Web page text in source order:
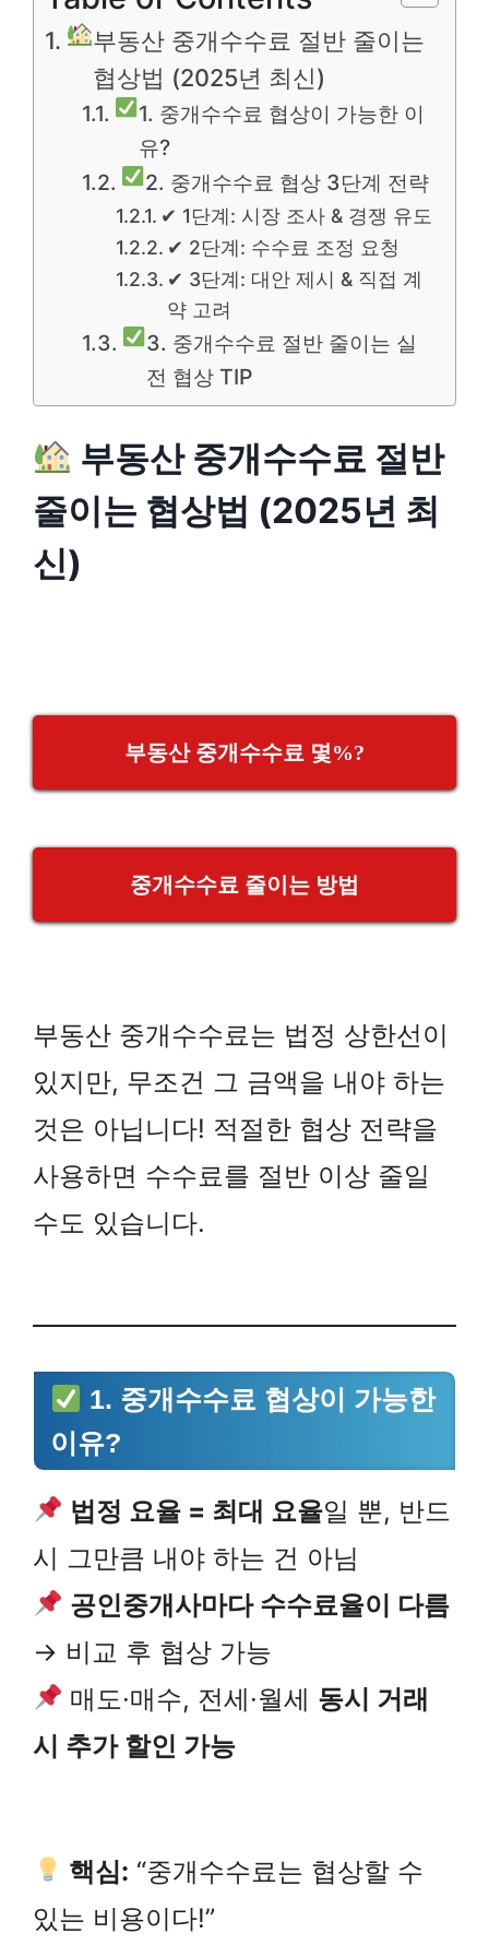
부동산 중개수수료 절반 줄이는
협상법 (2025년 최신)
1. 중개수수료 협상이 가능한 이
유?
2. 중개수수료 협상 3단계 전략
✔ 1단계: 시장 조사 & 경쟁 유도
✔ 2단계: 수수료 조정 요청
✔ 3단계: 대안 제시 & 직접 계
약 고려
3. 중개수수료 절반 줄이는 실
전 협상 TIP
부동산 중개수수료 절반
줄이는 협상법 (2025년 최
신)
부동산 중개수수료 몇%?
중개수수료 줄이는 방법
부동산 중개수수료는 법정 상한선이
있지만, 무조건 그 금액을 내야 하는
것은 아닙니다! 적절한 협상 전략을
사용하면 수수료를 절반 이상 줄일
수도 있습니다.
1. 중개수수료 협상이 가능한
이유?
법정 요율 = 최대 요율일 뿐, 반드
시 그만큼 내야 하는 건 아님
공인중개사마다 수수료율이 다름
→ 비교 후 협상 가능
매도·매수, 전세·월세 동시 거래
시 추가 할인 가능
핵심: “중개수수료는 협상할 수
있는 비용이다!”